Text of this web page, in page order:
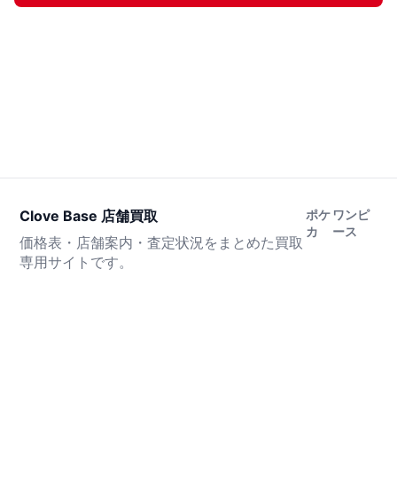
Clove Base 店舗買取
価格表・店舗案内・査定状況をまとめた買取
専用サイトです。
ポケ
カ
ワンピ
ース